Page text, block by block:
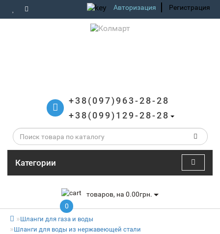
Авторизация Регистрация
+38(097)963-28-28
+38(099)129-28-28
Категории
0
товаров, на 0.00грн.
Шланги для газа и воды
Шланги для воды из нержавеющей стали